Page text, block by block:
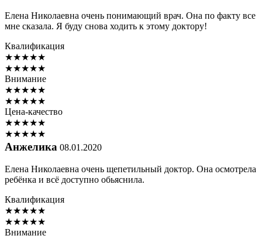
Елена Николаевна очень понимающий врач. Она по факту все
мне сказала. Я буду снова ходить к этому доктору!
Квалификация
★★★★★
★★★★★
Внимание
★★★★★
★★★★★
Цена-качество
★★★★★
★★★★★
Анжелика 08.01.2020
Елена Николаевна очень щепетильный доктор. Она осмотрела
ребёнка и всё доступно обьяснила.
Квалификация
★★★★★
★★★★★
Внимание